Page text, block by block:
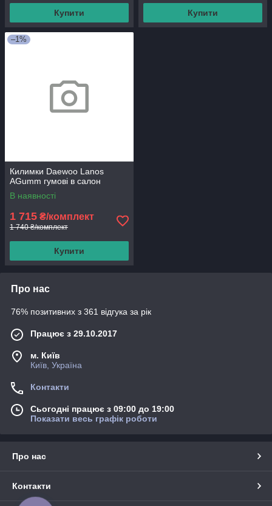
Купити Купити
–1%
Килимки Daewoo Lanos
AGumm гумові в салон
В наявності
1 715 ₴/комплект
1 740 ₴/комплект
Купити
Про нас
76% позитивних з 361 відгука за рік
Працює з 29.10.2017
м. Київ
Київ, Україна
Контакти
Сьогодні працює з 09:00 до 19:00
Показати весь графік роботи
Про нас
Контакти